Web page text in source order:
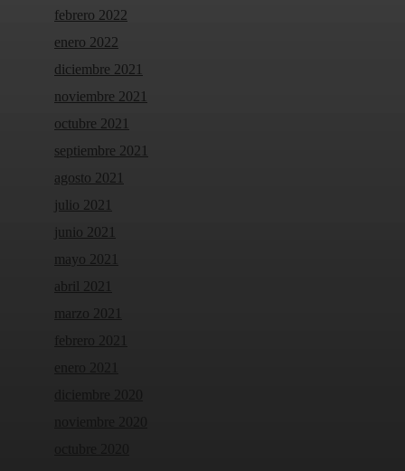
febrero 2022
enero 2022
diciembre 2021
noviembre 2021
octubre 2021
septiembre 2021
agosto 2021
julio 2021
junio 2021
mayo 2021
abril 2021
marzo 2021
febrero 2021